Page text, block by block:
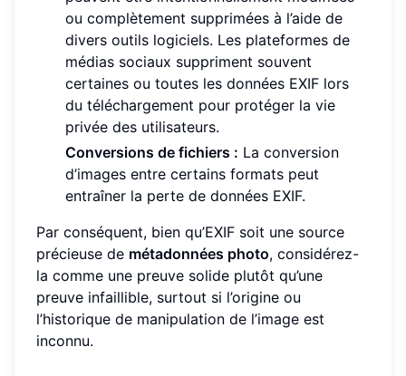
ou complètement supprimées à l’aide de
divers outils logiciels. Les plateformes de
médias sociaux suppriment souvent
certaines ou toutes les données EXIF lors
du téléchargement pour protéger la vie
privée des utilisateurs.
Conversions de fichiers : La conversion
d’images entre certains formats peut
entraîner la perte de données EXIF.
Par conséquent, bien qu’EXIF soit une source
précieuse de métadonnées photo, considérez-
la comme une preuve solide plutôt qu’une
preuve infaillible, surtout si l’origine ou
l’historique de manipulation de l’image est
inconnu.